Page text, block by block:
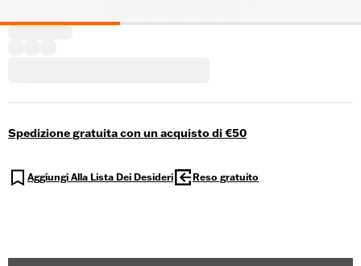
Spedizione gratuita con un acquisto di €50
Aggiungi Alla Lista Dei Desideri Reso gratuito